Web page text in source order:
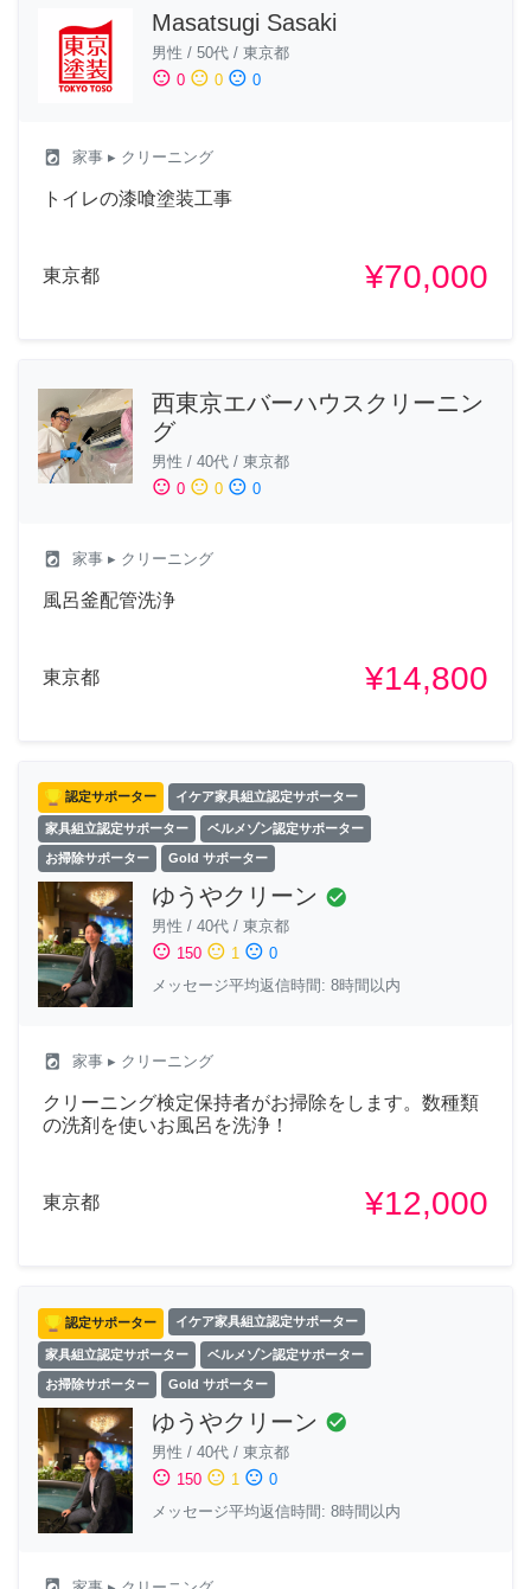
Masatsugi Sasaki
男性 / 50代 / 東京都
sentiment_satisfied 0 sentiment_neutral 0 sentiment_dissatisfied 0
local_laundry_service 家事 ▸ クリーニング
トイレの漆喰塗装工事
東京都 ¥70,000
西東京エバーハウスクリーニン
グ
男性 / 40代 / 東京都
sentiment_satisfied 0 sentiment_neutral 0 sentiment_dissatisfied 0
local_laundry_service 家事 ▸ クリーニング
風呂釜配管洗浄
東京都 ¥14,800
認定サポーター イケア家具組立認定サポーター
家具組立認定サポーター ベルメゾン認定サポーター
お掃除サポーター Gold サポーター
ゆうやクリーン check_circle
男性 / 40代 / 東京都
sentiment_satisfied 150 sentiment_neutral 1 sentiment_dissatisfied 0
メッセージ平均返信時間: 8時間以内
local_laundry_service 家事 ▸ クリーニング
クリーニング検定保持者がお掃除をします。数種類
の洗剤を使いお風呂を洗浄！
東京都 ¥12,000
認定サポーター イケア家具組立認定サポーター
家具組立認定サポーター ベルメゾン認定サポーター
お掃除サポーター Gold サポーター
ゆうやクリーン check_circle
男性 / 40代 / 東京都
sentiment_satisfied 150 sentiment_neutral 1 sentiment_dissatisfied 0
メッセージ平均返信時間: 8時間以内